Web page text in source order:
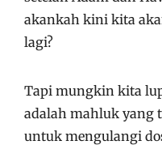
akankah kini kita
lagi?
Tapi mungkin kita
adalah mahluk yang
untuk mengulangi